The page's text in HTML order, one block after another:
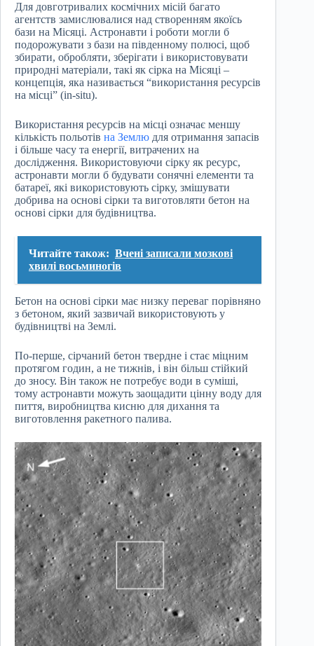
Для довготривалих космічних місій багато
агентств замислювалися над створенням якоїсь
бази на Місяці. Астронавти і роботи могли б
подорожувати з бази на південному полюсі, щоб
збирати, обробляти, зберігати і використовувати
природні матеріали, такі як сірка на Місяці –
концепція, яка називається “використання ресурсів
на місці” (in-situ).
Використання ресурсів на місці означає меншу
кількість польотів на Землю для отримання запасів
і більше часу та енергії, витрачених на
дослідження. Використовуючи сірку як ресурс,
астронавти могли б будувати сонячні елементи та
батареї, які використовують сірку, змішувати
добрива на основі сірки та виготовляти бетон на
основі сірки для будівництва.
Читайте також: Вчені записали мозкові
хвилі восьминогів
Бетон на основі сірки має низку переваг порівняно
з бетоном, який зазвичай використовують у
будівництві на Землі.
По-перше, сірчаний бетон твердне і стає міцним
протягом годин, а не тижнів, і він більш стійкий
до зносу. Він також не потребує води в суміші,
тому астронавти можуть заощадити цінну воду для
пиття, виробництва кисню для дихання та
виготовлення ракетного палива.